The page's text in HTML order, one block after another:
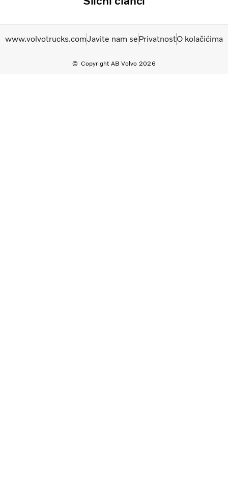
Copyright AB Volvo 2026
www.volvotrucks.comJavite nam sePrivatnostO kolačićima